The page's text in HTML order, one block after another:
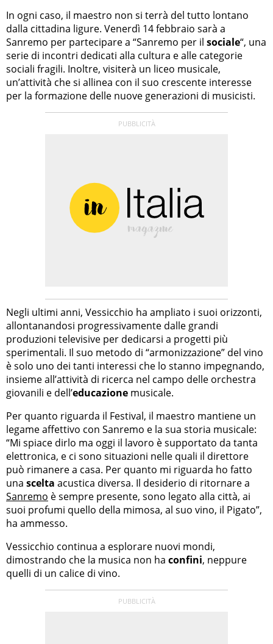
In ogni caso, il maestro non si terrà del tutto lontano
dalla cittadina ligure. Venerdì 14 febbraio sarà a
Sanremo per partecipare a “Sanremo per il sociale“, una
serie di incontri dedicati alla cultura e alle categorie
sociali fragili. Inoltre, visiterà un liceo musicale,
un’attività che si allinea con il suo crescente interesse
per la formazione delle nuove generazioni di musicisti.
Negli ultimi anni, Vessicchio ha ampliato i suoi orizzonti,
allontanandosi progressivamente dalle grandi
produzioni televisive per dedicarsi a progetti più
sperimentali. Il suo metodo di “armonizzazione” del vino
è solo uno dei tanti interessi che lo stanno impegnando,
insieme all’attività di ricerca nel campo delle orchestra
giovanili e dell’educazione musicale.
Per quanto riguarda il Festival, il maestro mantiene un
legame affettivo con Sanremo e la sua storia musicale:
“Mi spiace dirlo ma oggi il lavoro è supportato da tanta
elettronica, e ci sono situazioni nelle quali il direttore
può rimanere a casa. Per quanto mi riguarda ho fatto
una scelta acustica diversa. Il desiderio di ritornare a
Sanremo è sempre presente, sono legato alla città, ai
suoi profumi quello della mimosa, al suo vino, il Pigato”,
ha ammesso.
Vessicchio continua a esplorare nuovi mondi,
dimostrando che la musica non ha confini, neppure
quelli di un calice di vino.